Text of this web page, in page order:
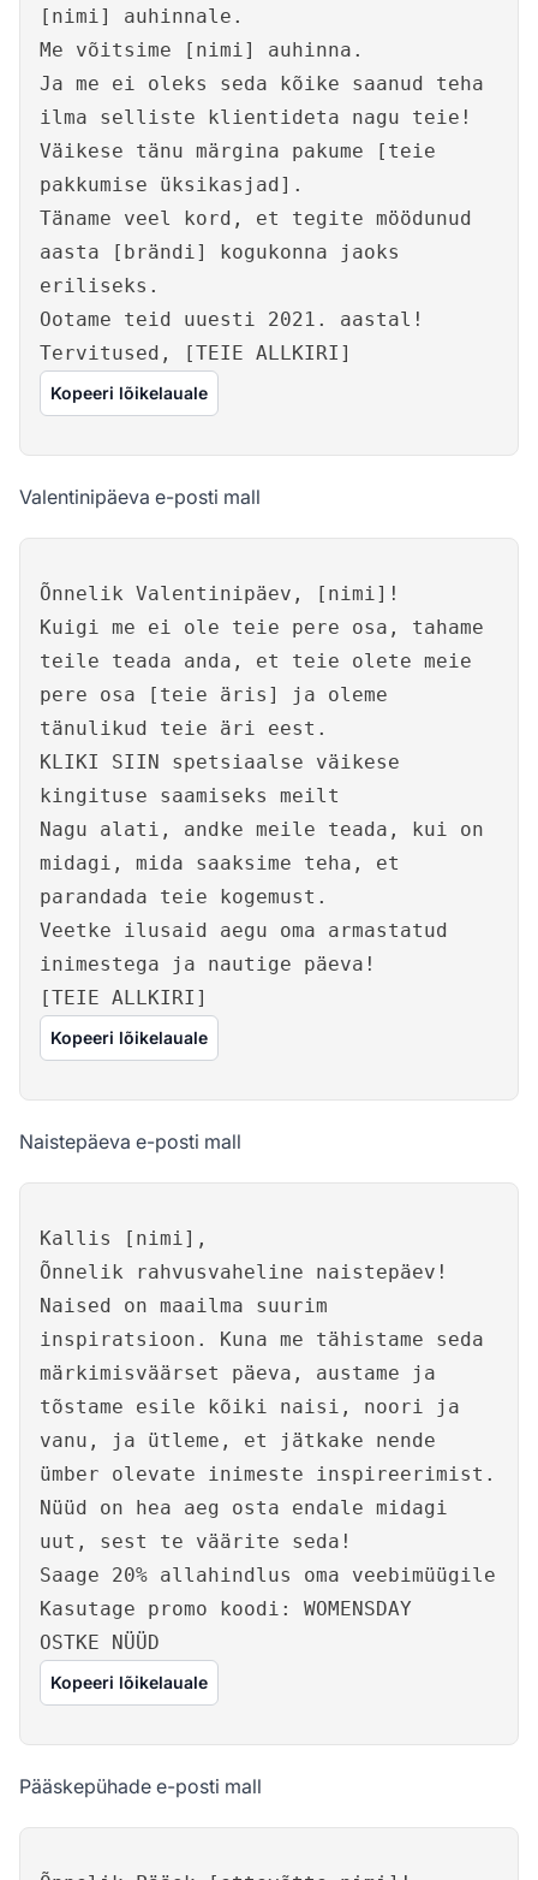
[nimi] auhinnale.
Me võitsime [nimi] auhinna.
Ja me ei oleks seda kõike saanud teha
ilma selliste klientideta nagu teie!
Väikese tänu märgina pakume [teie
pakkumise üksikasjad].
Täname veel kord, et tegite möödunud
aasta [brändi] kogukonna jaoks
eriliseks.
Ootame teid uuesti 2021. aastal!
Tervitused, [TEIE ALLKIRI]
Kopeeri lõikelauale
Valentinipäeva e-posti mall
Õnnelik Valentinipäev, [nimi]!
Kuigi me ei ole teie pere osa, tahame
teile teada anda, et teie olete meie
pere osa [teie äris] ja oleme
tänulikud teie äri eest.
KLIKI SIIN spetsiaalse väikese
kingituse saamiseks meilt
Nagu alati, andke meile teada, kui on
midagi, mida saaksime teha, et
parandada teie kogemust.
Veetke ilusaid aegu oma armastatud
inimestega ja nautige päeva!
[TEIE ALLKIRI]
Kopeeri lõikelauale
Naistepäeva e-posti mall
Kallis [nimi],
Õnnelik rahvusvaheline naistepäev!
Naised on maailma suurim
inspiratsioon. Kuna me tähistame seda
märkimisväärset päeva, austame ja
tõstame esile kõiki naisi, noori ja
vanu, ja ütleme, et jätkake nende
ümber olevate inimeste inspireerimist.
Nüüd on hea aeg osta endale midagi
uut, sest te väärite seda!
Saage 20% allahindlus oma veebimüügile
Kasutage promo koodi: WOMENSDAY
OSTKE NÜÜD
Kopeeri lõikelauale
Pääskepühade e-posti mall